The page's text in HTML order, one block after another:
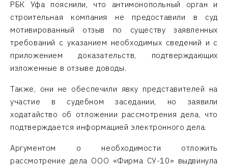
РБК Уфа пояснили, что антимонопольный орган и
строительная компания не предоставили в суд
мотивированный отзыв по существу заявленных
требований с указанием необходимых сведений и с
приложением доказательств, подтверждающих
изложенные в отзыве доводы.
Также, они не обеспечили явку представителей на
участие в судебном заседании, но заявили
ходатайство об отложении рассмотрения дела, что
подтверждается информацией электронного дела.
Аргументом о необходимости отложить
рассмотрение дела ООО «Фирма СУ-10» выдвинула